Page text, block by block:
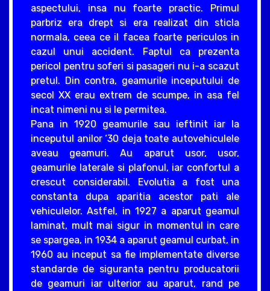
aspectului, insa nu foarte practic. Primul
parbriz era drept si era realizat din sticla
normala, ceea ce il facea foarte periculos in
cazul unui accident. Faptul ca prezenta
pericol pentru soferi si pasageri nu i-a scazut
pretul. Din contra, geamurile inceputului de
secol XX erau extrem de scumpe, in asa fel
incat nimeni nu si le permitea.
Pana in 1920 geamurile sau ieftinit iar la
inceputul anilor ‘30 deja toate autovehiculele
aveau geamuri. Au aparut usor, usor,
geamurile laterale si plafonul, iar confortul a
crescut considerabil. Evolutia a fost una
constanta dupa aparitia acestor pati ale
vehiculelor. Astfel, in 1927 a aparut geamul
laminat, mult mai sigur in momentul in care
se spargea, in 1934 a aparut geamul curbat, in
1960 au inceput sa fie implementate diverse
standarde de siguranta pentru producatorii
de geamuri iar ulterior au aparut, rand pe